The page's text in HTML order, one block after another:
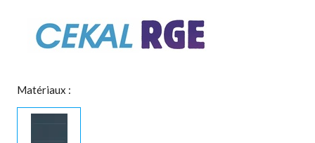
Matériaux :